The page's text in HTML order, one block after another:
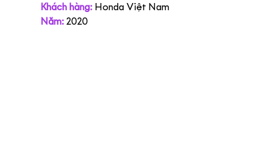
Khách hàng: Honda Việt Nam
Năm: 2020